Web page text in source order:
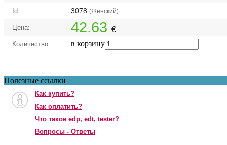
Id: 3078 (Женский)
Цена: 42.63 €
Количество: в корзину
Полезные ссылки
Как купить?
Как оплатить?
Что такое edp, edt, tester?
Вопросы - Ответы